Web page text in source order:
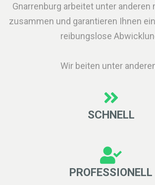
Gnarrenburg arbeitet unter anderen
zusammen und garantieren Ihnen
reibungslose
Wir beiten unter
SCHNELL
PROFESSIONELL